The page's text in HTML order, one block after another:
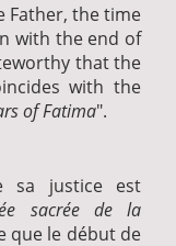
Father, the time
with the end of
that the
with the
of Fatima".
sa justice est
sacrée de la
que le début de